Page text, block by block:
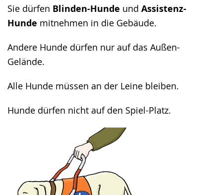
angezeigt.
Sie dürfen Blinden-Hunde und Assistenz-
Hunde mitnehmen in die Gebäude.
Andere Hunde dürfen nur auf das Außen-
Gelände.
Alle Hunde müssen an der Leine bleiben.
Hunde dürfen nicht auf den Spiel-Platz.